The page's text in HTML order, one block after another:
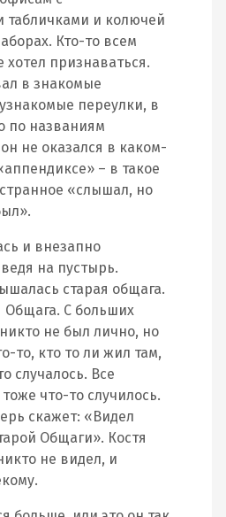
табличками и колючей
Кто-то всем
хотел признаваться.
в знакомые
переулки, в
по названиям
не оказался в каком-
– в такое
«слышал, но
и внезапно
на пустырь.
старая общага.
Общага. С больших
не был лично, но
то, кто то ли жил там,
случалось. Все
что-то случилось.
скажет: «Видел
Общаги». Костя
не видел, и